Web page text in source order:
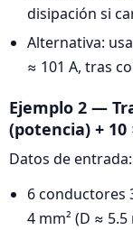
disipación si
Alternativa:
≈ 101 A, tras
Ejemplo 2 —
(potencia) +
Datos de entrada:
6 conductores
4 mm² (D ≈ 5.5